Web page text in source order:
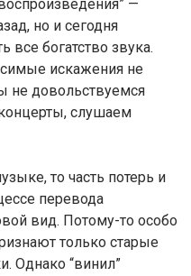
—
но и сегодня
все богатство звука.
искажения не
не довольствуемся
слушаем
то часть потерь и
перевода
вид. Потому-то особо
только старые
Однако “винил”